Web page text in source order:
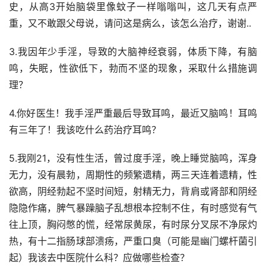
史，从高3开始脑袋里像蚊子一样嗡嗡叫，这几天有点严
重，又不敢跟父母说，请问这是病么，该怎么治疗，谢谢..
3.我因年少手淫，导致的大脑神经衰弱，体质下降，有脑
鸣，失眠，性欲低下，勃而不坚的现象，采取什么措施调
理？
4.你好医生！我手淫严重最后导致耳鸣，最近又脑鸣！耳鸣
有三年了！我该吃什么药治疗耳鸣？
5.我刚21，没有性生活，曾过度手淫，晚上睡觉脑鸣，浑身
无力，没有晨勃，周期性的频繁遗精，两三天连着遗精，性
欲高，阴经勃起不坚时间短，射精无力，背肩或肾部和阴经
隐隐作痛，脾气暴躁脑子乱想根本控制不住，有时感觉有气
往上顶，胸闷憋的慌，经常尿黄尿，有时尿分叉尿不净尿灼
热，有十二指肠球部溃疡，严重口臭（可能是幽门螺杆菌引
起）我该去中医院什么科？应做哪些检查？